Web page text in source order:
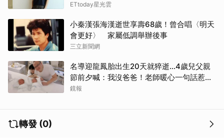
ETtoday星光雲
小秦漢張海漢逝世享壽68歲！曾合唱〈明天
會更好〉 家屬低調舉辦後事
三立新聞網
名導迎龍鳳胎出生20天就猝逝...4歲兒父親
節前夕喊：我沒爸爸！老師暖心一句話惹哭
遺孀
鏡報
轉發 (0)